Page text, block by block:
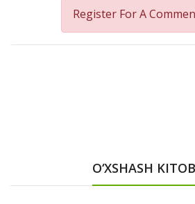
Register For A
O‘XSHASH